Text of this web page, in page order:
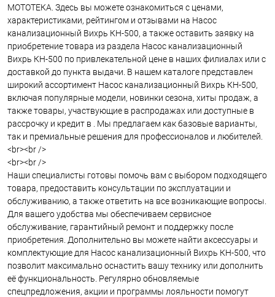
МОТОТЕКА. Здесь вы можете ознакомиться с ценами,
характеристиками, рейтингом и отзывами на Насос
канализационный Вихрь КН-500, а также оставить заявку на
приобретение товара из раздела Насос канализационный
Вихрь КН-500 по привлекательной цене в наших филиалах или с
доставкой до пункта выдачи. В нашем каталоге представлен
широкий ассортимент Насос канализационный Вихрь КН-500,
включая популярные модели, новинки сезона, хиты продаж, а
также товары, участвующие в распродажах или доступные в
рассрочку и кредит в . Мы предлагаем как базовые варианты,
так и премиальные решения для профессионалов и любителей.
<br><br />
<br><br />
Наши специалисты готовы помочь вам с выбором подходящего
товара, предоставить консультации по эксплуатации и
обслуживанию, а также ответить на все возникающие вопросы.
Для вашего удобства мы обеспечиваем сервисное
обслуживание, гарантийный ремонт и поддержку после
приобретения. Дополнительно вы можете найти аксессуары и
комплектующие для Насос канализационный Вихрь КН-500, что
позволит максимально оснастить вашу технику или дополнить
её функциональность. Регулярно обновляемые
спецпредложения, акции и программы лояльности помогут